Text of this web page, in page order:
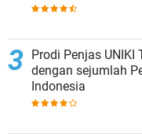
Prodi Penjas UNIKI
dengan sejumlah
Indonesia